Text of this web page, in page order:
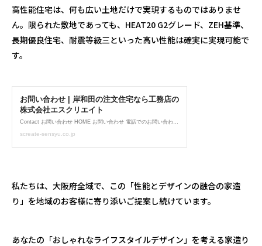
高性能住宅は、何も広い土地だけで実現するものではありませ
ん。限られた敷地であっても、 HEAT20 G2グレード、 ZEH基準、
長期優良住宅、耐震等級三といった高い性能は確実に実現可能で
す。
私たちは、大阪府全域で、この「性能とデザインの融合の家造
り」を地域のお客様に寄り添いご提案し続けています。
あなたの「おしゃれなライフスタイルデザイン」を考える家造り